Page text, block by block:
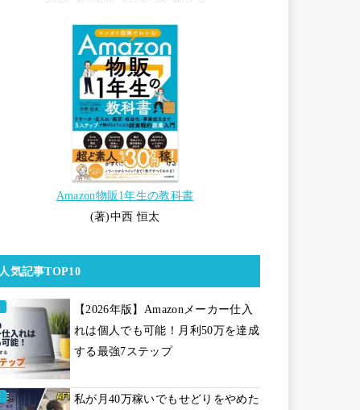
Amazon物販1年生の教科書
(著)中西 恒太
人気記事TOP10
【2026年版】Amazonメーカー仕入
れは個人でも可能！月利50万を達成
する最強7ステップ
私が月40万稼いでもせどりをやめた